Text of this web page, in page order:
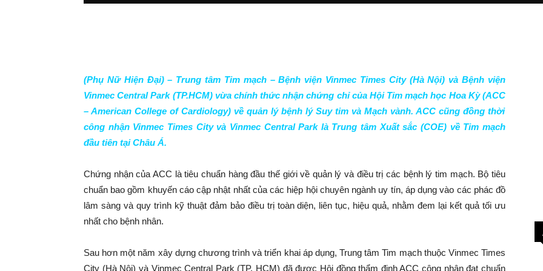
(Phụ Nữ Hiện Đại) – Trung tâm Tim mạch – Bệnh viện Vinmec Times City (Hà Nội) và Bệnh viện
Vinmec Central Park (TP.HCM) vừa chính thức nhận chứng chỉ của Hội Tim mạch học Hoa Kỳ (ACC
– American College of Cardiology) về quản lý bệnh lý Suy tim và Mạch vành. ACC cũng đồng thời
công nhận Vinmec Times City và Vinmec Central Park là Trung tâm Xuất sắc (COE) về Tim mạch
đầu tiên tại Châu Á.
Chứng nhận của ACC là tiêu chuẩn hàng đầu thế giới về quản lý và điều trị các bệnh lý tim mạch. Bộ tiêu
chuẩn bao gồm khuyến cáo cập nhật nhất của các hiệp hội chuyên ngành uy tín, áp dụng vào các phác đồ
lâm sàng và quy trình kỹ thuật đảm bảo điều trị toàn diện, liên tục, hiệu quả, nhằm đem lại kết quả tối ưu
nhất cho bệnh nhân.
Sau hơn một năm xây dựng chương trình và triển khai áp dụng, Trung tâm Tim mạch thuộc Vinmec Times
City (Hà Nội) và Vinmec Central Park (TP. HCM) đã được Hội đồng thẩm định ACC công nhận đạt chuẩn